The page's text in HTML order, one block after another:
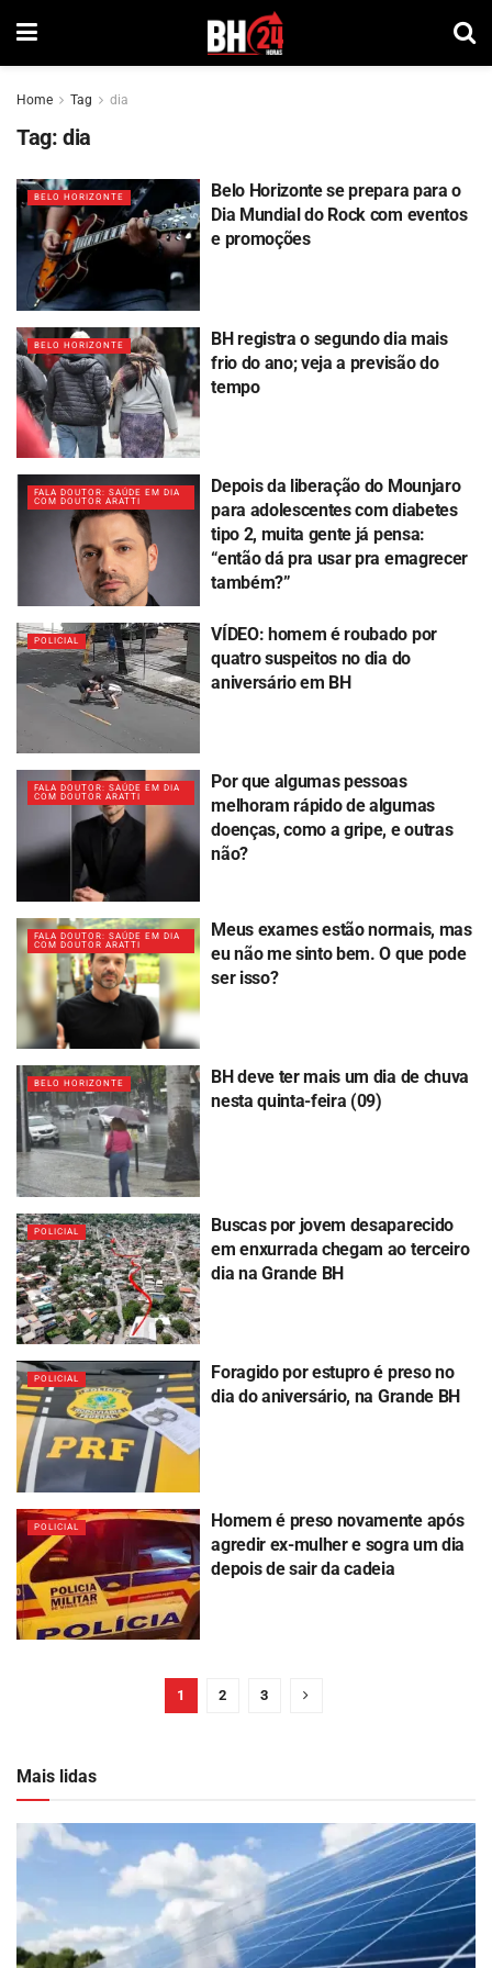
Home Tag dia
Tag: dia
BELO HORIZONTE
Belo Horizonte se prepara para o
Dia Mundial do Rock com eventos
e promoções
BELO HORIZONTE
BH registra o segundo dia mais
frio do ano; veja a previsão do
tempo
FALA DOUTOR: SAÚDE EM DIA
COM DOUTOR ARATTI
Depois da liberação do Mounjaro
para adolescentes com diabetes
tipo 2, muita gente já pensa:
“então dá pra usar pra emagrecer
também?”
POLICIAL
VÍDEO: homem é roubado por
quatro suspeitos no dia do
aniversário em BH
FALA DOUTOR: SAÚDE EM DIA
COM DOUTOR ARATTI
Por que algumas pessoas
melhoram rápido de algumas
doenças, como a gripe, e outras
não?
FALA DOUTOR: SAÚDE EM DIA
COM DOUTOR ARATTI
Meus exames estão normais, mas
eu não me sinto bem. O que pode
ser isso?
BELO HORIZONTE
BH deve ter mais um dia de chuva
nesta quinta-feira (09)
POLICIAL
Buscas por jovem desaparecido
em enxurrada chegam ao terceiro
dia na Grande BH
POLICIAL
Foragido por estupro é preso no
dia do aniversário, na Grande BH
POLICIAL
Homem é preso novamente após
agredir ex-mulher e sogra um dia
depois de sair da cadeia
1 2 3
Mais lidas